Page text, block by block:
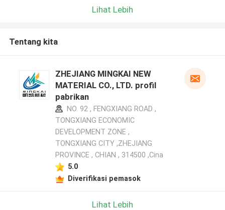
Lihat Lebih
Tentang kita
ZHEJIANG MINGKAI NEW
MATERIAL CO., LTD. profil
pabrikan
NO. 92 , FENGXIANG ROAD ,
TONGXIANG ECONOMIC
DEVELOPMENT ZONE ,
TONGXIANG CITY ,ZHEJIANG
PROVINCE , CHIAN , 314500 ,Cina
5.0
Diverifikasi pemasok
Lihat Lebih